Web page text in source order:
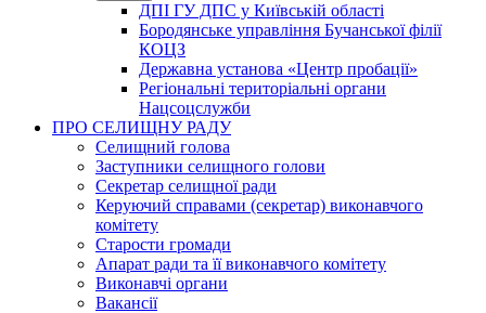
ДПІ ГУ ДПС у Київській області
Бородянське управління Бучанської філії
КОЦЗ
Державна установа «Центр пробації»
Регіональні територіальні органи
Нацсоцслужби
ПРО СЕЛИЩНУ РАДУ
Селищний голова
Заступники селищного голови
Секретар селищної ради
Керуючий справами (секретар) виконавчого
комітету
Старости громади
Апарат ради та її виконавчого комітету
Виконавчі органи
Вакансії